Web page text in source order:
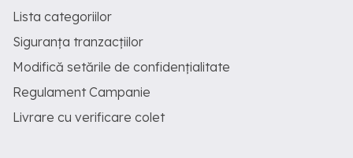
Lista categoriilor
Siguranța tranzacțiilor
Modifică setările de confidențialitate
Regulament Campanie
Livrare cu verificare colet